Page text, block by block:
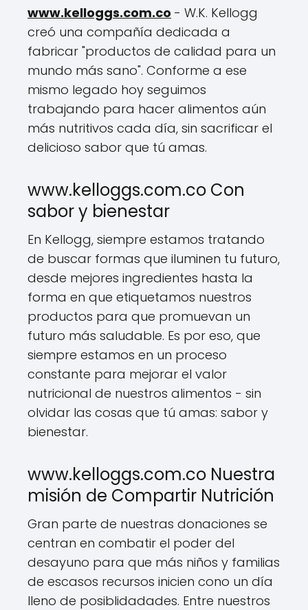
www.kelloggs.com.co - W.K. Kellogg
creó una compañía dedicada a
fabricar "productos de calidad para un
mundo más sano". Conforme a ese
mismo legado hoy seguimos
trabajando para hacer alimentos aún
más nutritivos cada día, sin sacrificar el
delicioso sabor que tú amas.
www.kelloggs.com.co Con
sabor y bienestar
En Kellogg, siempre estamos tratando
de buscar formas que iluminen tu futuro,
desde mejores ingredientes hasta la
forma en que etiquetamos nuestros
productos para que promuevan un
futuro más saludable. Es por eso, que
siempre estamos en un proceso
constante para mejorar el valor
nutricional de nuestros alimentos - sin
olvidar las cosas que tú amas: sabor y
bienestar.
www.kelloggs.com.co Nuestra
misión de Compartir Nutrición
Gran parte de nuestras donaciones se
centran en combatir el poder del
desayuno para que más niños y familias
de escasos recursos inicien cono un día
lleno de posiblidadades. Entre nuestros